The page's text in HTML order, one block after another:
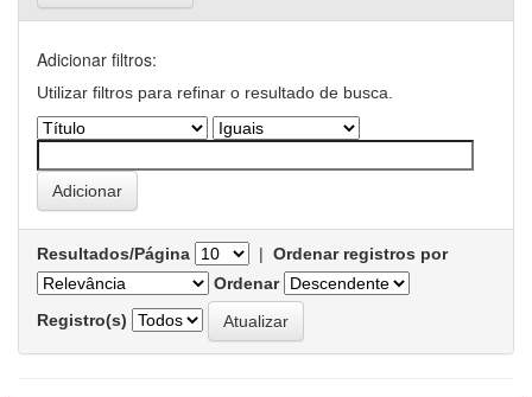
Adicionar filtros:
Utilizar filtros para refinar o resultado de busca.
Resultados/Página | Ordenar registros por
Ordenar
Registro(s)